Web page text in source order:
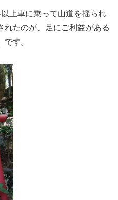
上車に乗って山道を揺られ
れたのが、足にご利益がある
す。